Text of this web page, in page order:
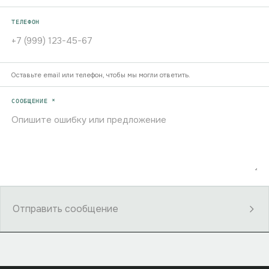
ТЕЛЕФОН
Оставьте email или телефон, чтобы мы могли ответить.
СООБЩЕНИЕ *
Отправить сообщение